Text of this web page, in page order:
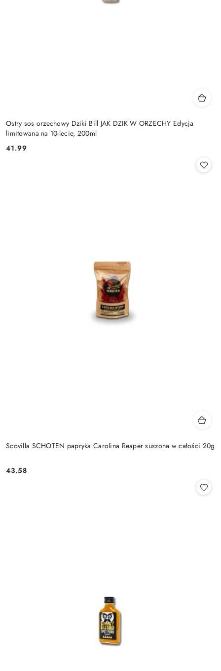
Ostry sos orzechowy Dziki Bill JAK DZIK W ORZECHY Edycja
limitowana na 10-lecie, 200ml
Cena:
41.99
Scovilla SCHOTEN papryka Carolina Reaper suszona w całości 20g
Cena:
43.58